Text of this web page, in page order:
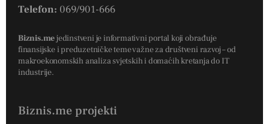
Telefon: 069/901-666
Biznis.mejedinstveni je informativni portal koji obrađuje
finansijske i preduzetničke teme važne za društveni razvoj – od
makroekonomskih analiza svjetskih i domaćih kretanja do IT
industrije.
Biznis.me projekti